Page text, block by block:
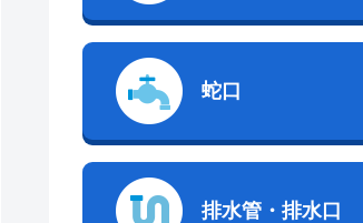
蛇口
排水管・排水口